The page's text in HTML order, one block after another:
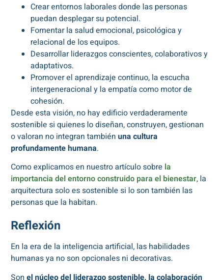
Crear entornos laborales donde las personas
puedan desplegar su potencial.
Fomentar la salud emocional, psicológica y
relacional de los equipos.
Desarrollar liderazgos conscientes, colaborativos y
adaptativos.
Promover el aprendizaje continuo, la escucha
intergeneracional y la empatía como motor de
cohesión.
Desde esta visión, no hay edificio verdaderamente
sostenible si quienes lo diseñan, construyen, gestionan
o valoran no integran tambiénuna cultura
profundamente humana.
Como explicamos en nuestro artículo sobre la
importancia del entorno construido para el bienestar, la
arquitectura solo es sostenible si lo son también las
personas que la habitan.
Reflexión
En la era de la inteligencia artificial, las habilidades
humanas ya no son opcionales ni decorativas.
Sonel núcleo del liderazgo sostenible, la colaboración